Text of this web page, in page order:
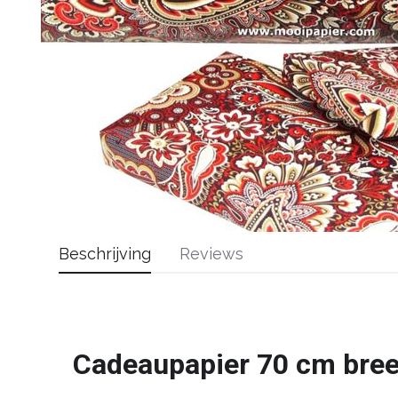
Beschrijving
Cadeaupapier 70 cm
Reviews